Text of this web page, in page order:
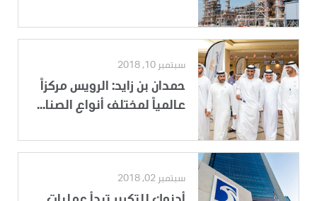
سبتمبر 10, 2018
حمدان بن زايد: الرويس مركزاً
عالمياً لمختلف أنواع الصنا...
سبتمبر 02, 2018